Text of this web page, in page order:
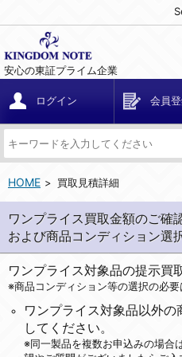
安心の東証プライム企業
ログイン 会員
HOME 買取見積詳細
ワンプライス買取金額のご確
および商品コンディション選
ワンプライス対象品の提示買
※商品コンディション等の選択の必要
ワンプライス対象品以外
してください。
※同一製品を複数お申込みの場合